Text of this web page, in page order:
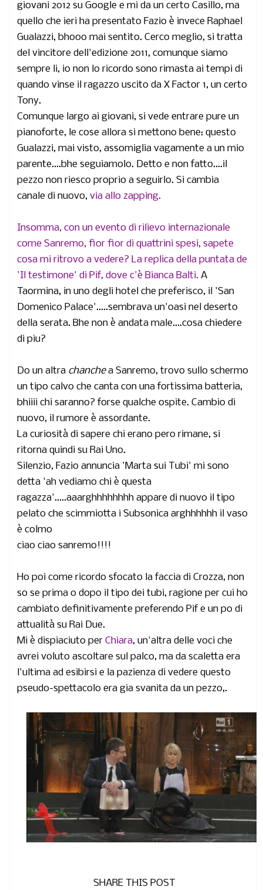
giovani 2012 su Google e mi da un certo Casillo, ma
quello che ieri ha presentato Fazio è invece Raphael
Gualazzi, bhooo mai sentito. Cerco meglio, si tratta
del vincitore dell'edizione 2011, comunque siamo
sempre li, io non lo ricordo sono rimasta ai tempi di
quando vinse il ragazzo uscito da X Factor 1, un certo
Tony.
Comunque largo ai giovani, si vede entrare pure un
pianoforte, le cose allora si mettono bene: questo
Gualazzi, mai visto, assomiglia vagamente a un mio
parente....bhe seguiamolo. Detto e non fatto....il
pezzo non riesco proprio a seguirlo. Si cambia
canale di nuovo,via allo zapping.
Insomma, con un evento di rilievo internazionale
come Sanremo, fior fior di quattrini spesi, sapete
cosa mi ritrovo a vedere? La replica della puntata de
'Il testimone' di Pif, dove c'è Bianca Balti. A
Taormina, in uno degli hotel che preferisco, il 'San
Domenico Palace'.....sembrava un'oasi nel deserto
della serata. Bhe non è andata male....cosa chiedere
di piu?
Do un altra chanchea Sanremo, trovo sullo schermo
un tipo calvo che canta con una fortissima batteria,
bhiiii chi saranno? forse qualche ospite. Cambio di
nuovo, il rumore è assordante.
La curiosità di sapere chi erano pero rimane, si
ritorna quindi su Rai Uno.
Silenzio, Fazio annuncia 'Marta sui Tubi' mi sono
detta 'ah vediamo chi è questa
ragazza'.....aaarghhhhhhhh appare di nuovo il tipo
pelato che scimmiotta i Subsonica arghhhhhh il vaso
è colmo
ciao ciao sanremo!!!!
Ho poi come ricordo sfocato la faccia di Crozza, non
so se prima o dopo il tipo dei tubi, ragione per cui ho
cambiato definitivamente preferendo Pif e un po di
attualità su Rai Due.
Mi è dispiaciuto perChiara, un'altra delle voci che
avrei voluto ascoltare sul palco, ma da scaletta era
l'ultima ad esibirsi e la pazienza di vedere questo
pseudo-spettacolo era gia svanita da un pezzo,.
SHARE THIS POST